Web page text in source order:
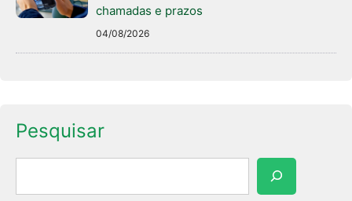
chamadas e prazos
04/08/2026
Pesquisar